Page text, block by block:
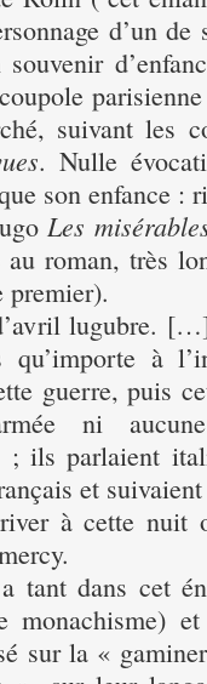
d’un de
souvenir
suivant les
. Nulle
son enfance :
Les
roman, très
lugubre.
à
guerre, puis
ni aucune
; ils parlaient
et
à cette nuit
tant dans cet
monachisme)
sur la «